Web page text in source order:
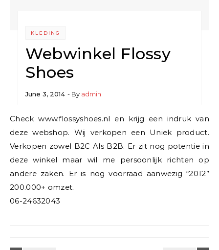
KLEDING
Webwinkel Flossy
Shoes
June 3, 2014 - By admin
Check www.flossyshoes.nl en krijg een indruk van
deze webshop. Wij verkopen een Uniek product.
Verkopen zowel B2C Als B2B. Er zit nog potentie in
deze winkel maar wil me persoonlijk richten op
andere zaken. Er is nog voorraad aanwezig “2012”
200.000+ omzet.
06-24632043